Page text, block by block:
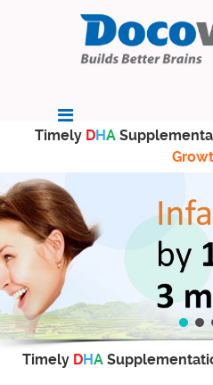
Timely DHA
Timely DHA